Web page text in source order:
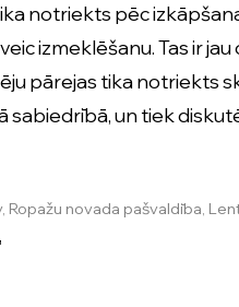
notriekts pēc
izmeklēšanu. Tas ir
pārejas tika notriekts
sabiedrībā, un tiek
Ropažu novada pašvaldība,